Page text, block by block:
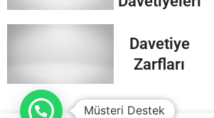
Davetiye
Zarfları
Müsteri Destek